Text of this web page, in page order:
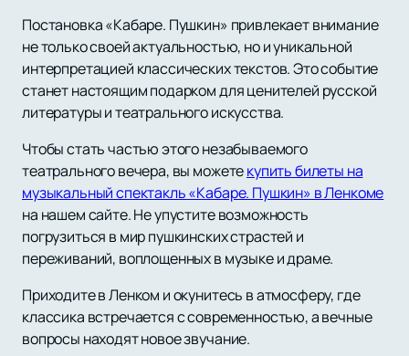
Постановка «Кабаре. Пушкин» привлекает внимание
не только своей актуальностью, но и уникальной
интерпретацией классических текстов. Это событие
станет настоящим подарком для ценителей русской
литературы и театрального искусства.
Чтобы стать частью этого незабываемого
театрального вечера, вы можетекупить билеты на
музыкальный спектакль «Кабаре. Пушкин» в Ленкоме
на нашем сайте. Не упустите возможность
погрузиться в мир пушкинских страстей и
переживаний, воплощенных в музыке и драме.
Приходите в Ленком и окунитесь в атмосферу, где
классика встречается с современностью, а вечные
вопросы находят новое звучание.